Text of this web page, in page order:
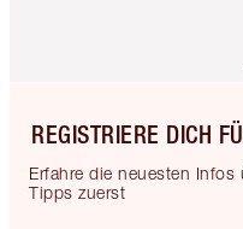
REGISTRIERE DICH
Erfahre die neuesten
Tipps zuerst